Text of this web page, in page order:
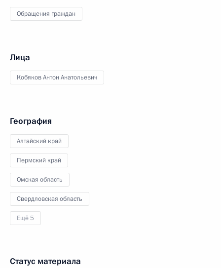
Обращения граждан
Лица
Кобяков Антон Анатольевич
География
Алтайский край
Пермский край
Омская область
Свердловская область
Ещё 5
Статус материала